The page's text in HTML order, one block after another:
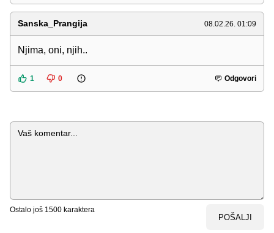
Sanska_Prangija 08.02.26. 01:09
Njima, oni, njih..
1 0 Odgovori
Komentar
Ostalo još 1500 karaktera
POŠALJI